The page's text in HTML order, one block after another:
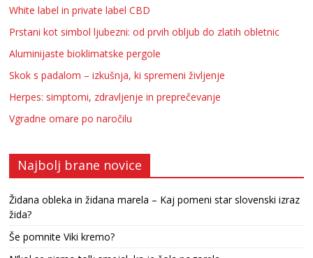
White label in private label CBD
Prstani kot simbol ljubezni: od prvih obljub do zlatih obletnic
Aluminijaste bioklimatske pergole
Skok s padalom – izkušnja, ki spremeni življenje
Herpes: simptomi, zdravljenje in preprečevanje
Vgradne omare po naročilu
Najbolj brane novice
Židana obleka in židana marela – Kaj pomeni star slovenski izraz
žida?
Še pomnite Viki kremo?